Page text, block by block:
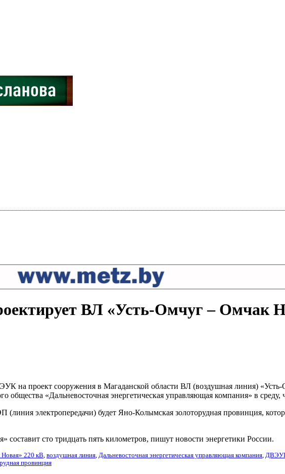
ВЛ «Усть-Омчуг – Омчак
на проект сооружения в Магаданской области ВЛ (воздушная линия)
общества «Дальневосточная энергетическая управляющая компания» в среду,
(линия электропередачи) будет Яно-Колымская золоторудная провинция,
сто тридцать пять километров, пишут новости энергетики России.
220 кВ, воздушная линия, Дальневосточная энергетическая управляющая компания,
провинция